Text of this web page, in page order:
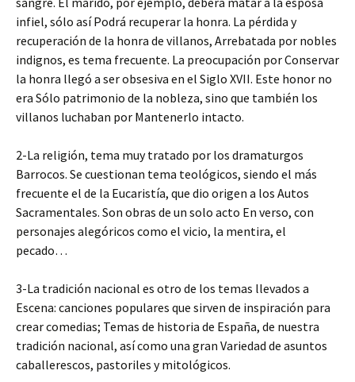
infiel, sólo así Podrá recuperar la honra. La pérdida y
recuperación de la honra de villanos, Arrebatada por nobles
indignos, es tema frecuente. La preocupación por Conservar
la honra llegó a ser obsesiva en el Siglo XVII. Este honor no
era Sólo patrimonio de la nobleza, sino que también los
villanos luchaban por Mantenerlo intacto.
2-La religión, tema muy tratado por los dramaturgos
Barrocos. Se cuestionan tema teológicos, siendo el más
frecuente el de la Eucaristía, que dio origen a los Autos
Sacramentales. Son obras de un solo acto En verso, con
personajes alegóricos como el vicio, la mentira, el
pecado…
3-La tradición nacional es otro de los temas llevados a
Escena: canciones populares que sirven de inspiración para
crear comedias; Temas de historia de España, de nuestra
tradición nacional, así como una gran Variedad de asuntos
caballerescos, pastoriles y mitológicos.